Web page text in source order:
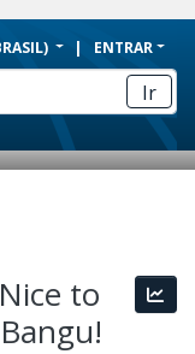
ENTRAR
Ir
to